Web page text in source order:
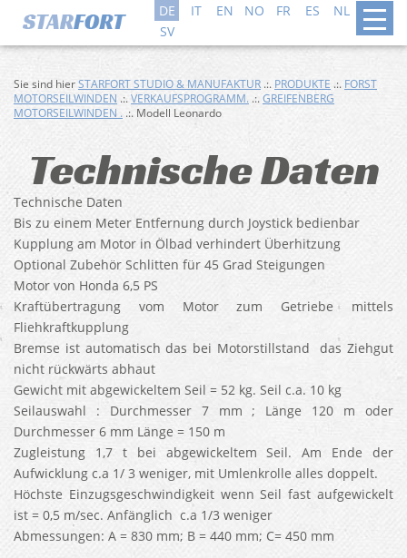
DE IT EN NO FR ES NL
DA
SV
Sie sind hierSTARFORT STUDIO & MANUFAKTUR .:. PRODUKTE .:. FORST
MOTORSEILWINDEN .:.VERKAUFSPROGRAMM. .:.GREIFENBERG
MOTORSEILWINDEN . .:. Modell Leonardo
Technische Daten
Technische Daten
Bis zu einem Meter Entfernung durch Joystick bedienbar
Kupplung am Motor in Ölbad verhindert Überhitzung
Optional Zubehör Schlitten für 45 Grad Steigungen
Motor von Honda 6,5 PS
Kraftübertragung vom Motor zum Getriebe mittels
Fliehkraftkupplung
Bremse ist automatisch das bei Motorstillstand das Ziehgut
nicht rückwärts abhaut
Gewicht mit abgewickeltem Seil = 52 kg. Seil c.a. 10 kg
Seilauswahl : Durchmesser 7 mm ; Länge 120 m oder
Durchmesser 6 mm Länge = 150 m
Zugleistung 1,7 t bei abgewickeltem Seil. Am Ende der
Aufwicklung c.a 1/ 3 weniger, mit Umlenkrolle alles doppelt.
Höchste Einzugsgeschwindigkeit wenn Seil fast aufgewickelt
ist = 0,5 m/sec. Anfänglich c.a 1/3 weniger
Abmessungen: A = 830 mm; B = 440 mm; C= 450 mm